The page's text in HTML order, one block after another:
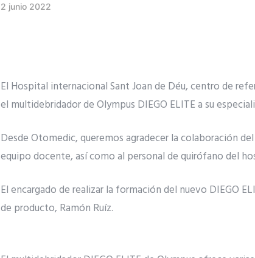
2 junio 2022
El Hospital internacional Sant Joan de Déu, centro de
el multidebridador de Olympus DIEGO ELITE a su
Desde Otomedic, queremos agradecer la colaboración
equipo docente, así como al personal de quirófano del
El encargado de realizar la formación del nuevo DIEGO
de producto, Ramón Ruíz.